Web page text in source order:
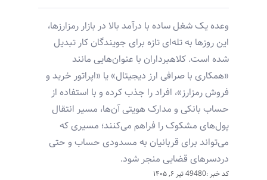
وعده یک شغل ساده با درآمد بالا در بازار رمزارزها،
این روزها به تله‌ای تازه برای جویندگان کار تبدیل
شده است. کلاهبرداران با عنوان‌هایی مانند
«همکاری با صرافی ارز دیجیتال» یا «اپراتور خرید و
فروش رمزارز»، افراد را جذب کرده و با استفاده از
حساب بانکی و مدارک هویتی آن‌ها، مسیر انتقال
پول‌های مشکوک را فراهم می‌کنند؛ مسیری که
می‌تواند برای قربانیان به مسدودی حساب و حتی
دردسرهای قضایی منجر شود.
کد خبر :49480 تیر ۶, ۱۴۰۵